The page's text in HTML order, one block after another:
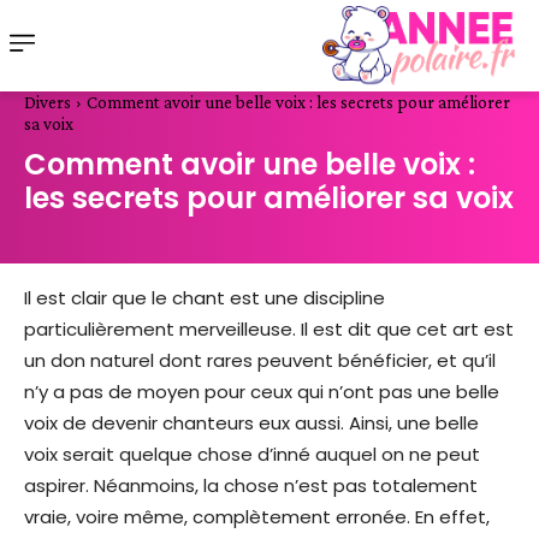
Divers
Comment avoir une belle voix : les secrets pour améliorer
sa voix
Comment avoir une belle voix :
les secrets pour améliorer sa voix
Il est clair que le chant est une discipline
particulièrement merveilleuse. Il est dit que cet art est
un don naturel dont rares peuvent bénéficier, et qu’il
n’y a pas de moyen pour ceux qui n’ont pas une belle
voix de devenir chanteurs eux aussi. Ainsi, une belle
voix serait quelque chose d’inné auquel on ne peut
aspirer. Néanmoins, la chose n’est pas totalement
vraie, voire même, complètement erronée. En effet,